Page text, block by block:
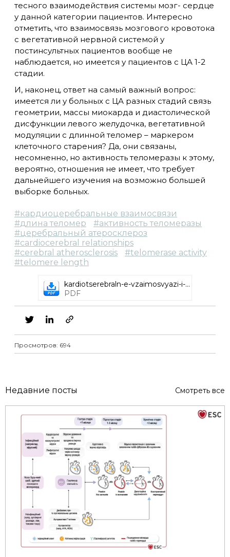
тесного взаимодействия системы мозг- сердце
у данной категории пациентов. Интересно
отметить, что взаимосвязь мозгового кровотока
с вегетативной нервной системой у
постинсультных пациентов вообще не
наблюдается, но имеется у пациентов с ЦА 1-2
стадии.
И, наконец, ответ на самый важный вопрос:
имеется ли у больных с ЦА разных стадий связь
геометрии, массы миокарда и диастолической
дисфункции левого желудочка, вегетативной
модуляции с длинной теломер – маркером
клеточного старения? Да, они связаны,
несомненно, но активность теломеразы к этому,
вероятно, отношения не имеет, что требует
дальнейшего изучения на возможно большей
выборке больных.
#кардиоцеребральные взаимосвязи
#длина теломер #активность теломеразы
#церебральный атеросклероз
#cardiocerebral relationships
#cerebral atherosclerosis #telomerase activity
#telomere length
kardiotserebraln-e-vzaimosvyazi-i-
dlina-telomer
PDF
Просмотров: 694
Недавние посты Смотреть все